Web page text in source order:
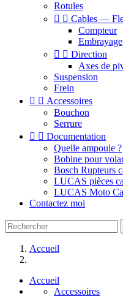
Rotules
  Cables —
Compteur
Embrayage
  Direction
Axes de
Suspension
Frein
  Accessoires
Bouchon
Serrure
  Documentation
Quelle ampoule ?
Bobine pour
Bosch Rupteurs
LUCAS pièces
LUCAS Moto
Contactez moi
Accueil
Accueil
Accessoires